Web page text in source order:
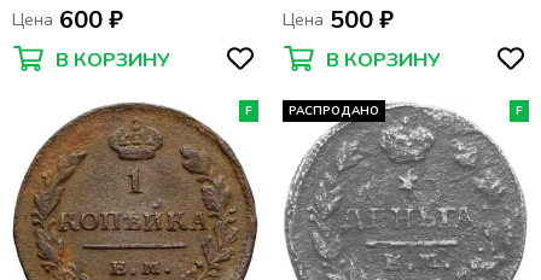
Цена 600 ₽
В КОРЗИНУ
Цена 500 ₽
В КОРЗИНУ
F РАСПРОДАНО F